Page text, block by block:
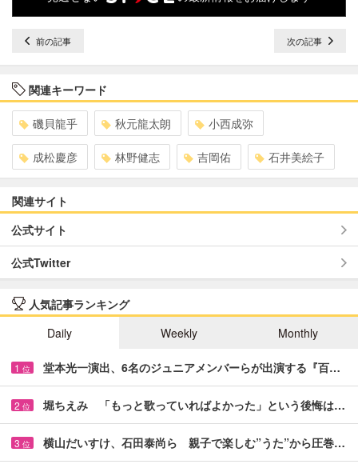
前の記事 次の記事
関連キーワード
磯貝龍乎 秋元龍太朗 小西成弥
成松慶彦 林野健志 吉岡佑 石井美絵子
関連サイト
公式サイト
公式Twitter
人気記事ランキング
Daily
Weekly Monthly
1 位 堂本光一演出、6名のジュニアメンバーらが出演する『百…
2 位 堀ちえみ 「もっと歌っていればよかった」という後悔は…
3 位 横山だいすけ、石田泰尚ら 親子で楽しむ”うた”から圧巻…